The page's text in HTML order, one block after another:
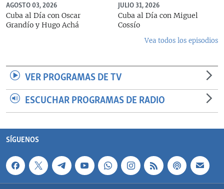
AGOSTO 03, 2026
Cuba al Día con Oscar
Grandío y Hugo Achá
JULIO 31, 2026
Cuba al Día con Miguel
Cossío
Vea todos los episodios
VER PROGRAMAS DE TV
ESCUCHAR PROGRAMAS DE RADIO
SÍGUENOS